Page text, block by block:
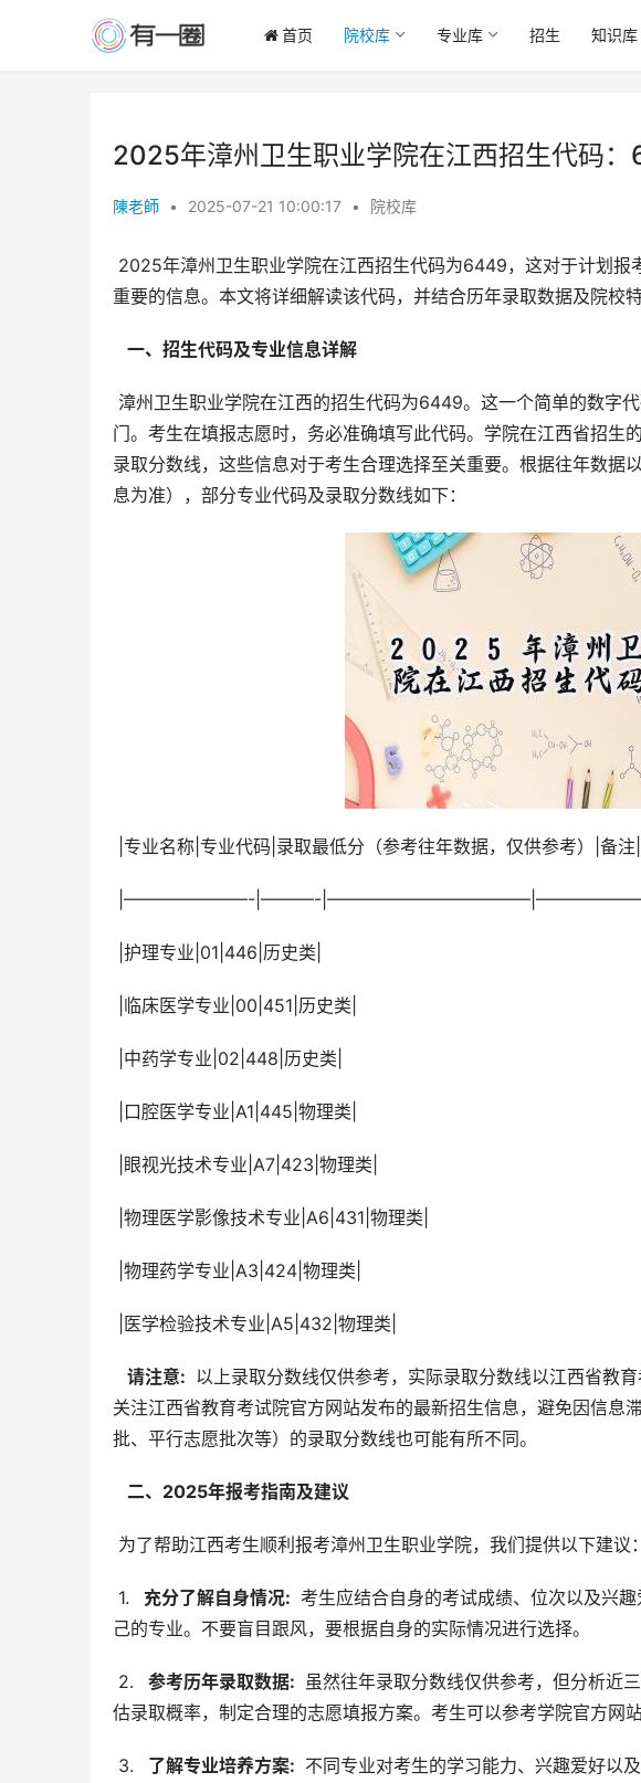
首页 院校库 专业库 招生 知识库
2025年漳州卫生职业学院在江西招生代码
陳老師 • 2025-07-21 10:00:17 • 院校库
重要的信息。本文将详细解读该代码，并结合历年录取数据及院校
  一、招生代码及专业信息详解
门。考生在填报志愿时，务必准确填写此代码。学院在江西省招生
录取分数线，这些信息对于考生合理选择至关重要。根据往年数据
息为准），部分专业代码及录取分数线如下：
|专业名称|专业代码|录取最低分（参考往年数据，仅供参考）|备注|
|———————-|———-
|护理专业|01|446|历史类|
|临床医学专业|00|451|历史类|
|中药学专业|02|448|历史类|
|口腔医学专业|A1|445|物理类|
|眼视光技术专业|A7|423|物理类|
|物理医学影像技术专业|A6|431|物理类|
|物理药学专业|A3|424|物理类|
|医学检验技术专业|A5|432|物理类|
  请注意:
以上录取分数线仅供参考，实际录取分数线以江西省教
关注江西省教育考试院官方网站发布的最新招生信息，避免因信息
批、平行志愿批次等）的录取分数线也可能有所不同。
  二、2025年报考指南及建议
为了帮助江西考生顺利报考漳州卫生职业学院，我们提供以下建议：
1.
  充分了解自身情况:
考生应结合自身的考试成绩、位次以及兴
己的专业。不要盲目跟风，要根据自身的实际情况进行选择。
2.
  参考历年录取数据:
虽然往年录取分数线仅供参考，但分析近
估录取概率，制定合理的志愿填报方案。考生可以参考学院官方网
3.
  了解专业培养方案:
不同专业对考生的学习能力、兴趣爱好以